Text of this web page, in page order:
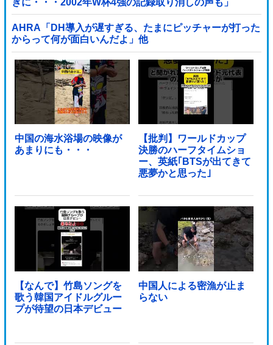
→「マジで国の恥だ」「2002年まで疑う価値があ...
AHRA「DH導入が遅すぎる、たまにピッチャーが打った
からって何が面白いんだよ」他
中国の海水浴場の映像が
あまりにも・・・
【批判】ワールドカップ
決勝のハーフタイムショ
ー、英紙｢BTSが出てきて
悪夢かと思った｣
【なんで】竹島ソングを
歌う韓国アイドルグルー
プが待望の日本デビュー
中国人による密漁が止ま
らない